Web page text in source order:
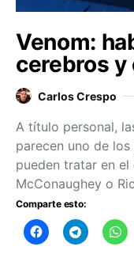
Venom:
cerebros
Carlos Crespo
A título personal,
parecen uno de los
pueden tratar en el
McConaughey o
Comparte esto: